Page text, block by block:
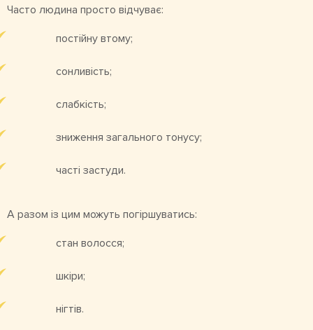
Часто людина просто відчуває:
постійну втому;
сонливість;
слабкість;
зниження загального тонусу;
часті застуди.
А разом із цим можуть погіршуватись:
стан волосся;
шкіри;
нігтів.